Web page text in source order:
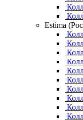
Estima